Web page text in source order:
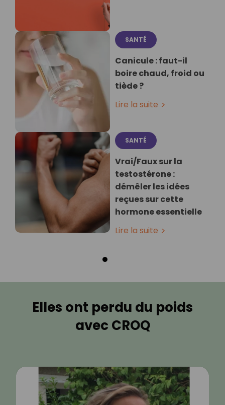
SANTÉ
Canicule : faut-il
boire chaud, froid ou
tiède ?
Lire la suite
SANTÉ
Vrai/Faux sur la
testostérone :
démêler les idées
reçues sur cette
hormone essentielle
Lire la suite
Elles ont perdu du poids
avec CROQ